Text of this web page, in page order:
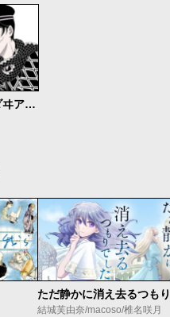
ヘビオ 寄宿舎人外ダヰアリー
結城芙由奈/macoso/椎名咲月